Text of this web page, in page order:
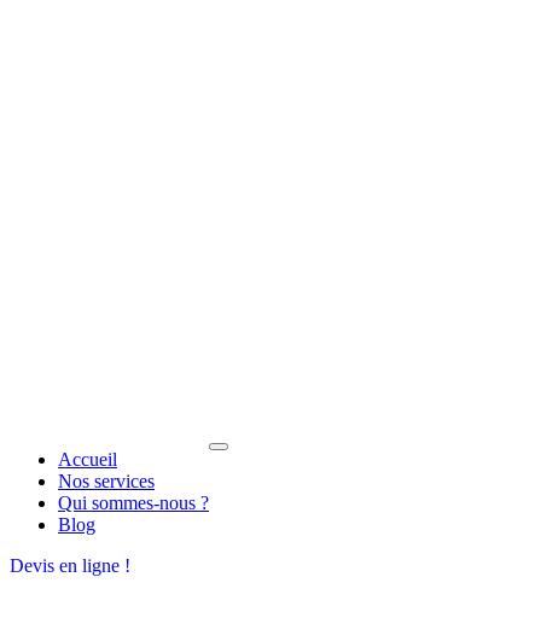
Accueil
Nos services
Qui sommes-nous ?
Blog
Devis en ligne !